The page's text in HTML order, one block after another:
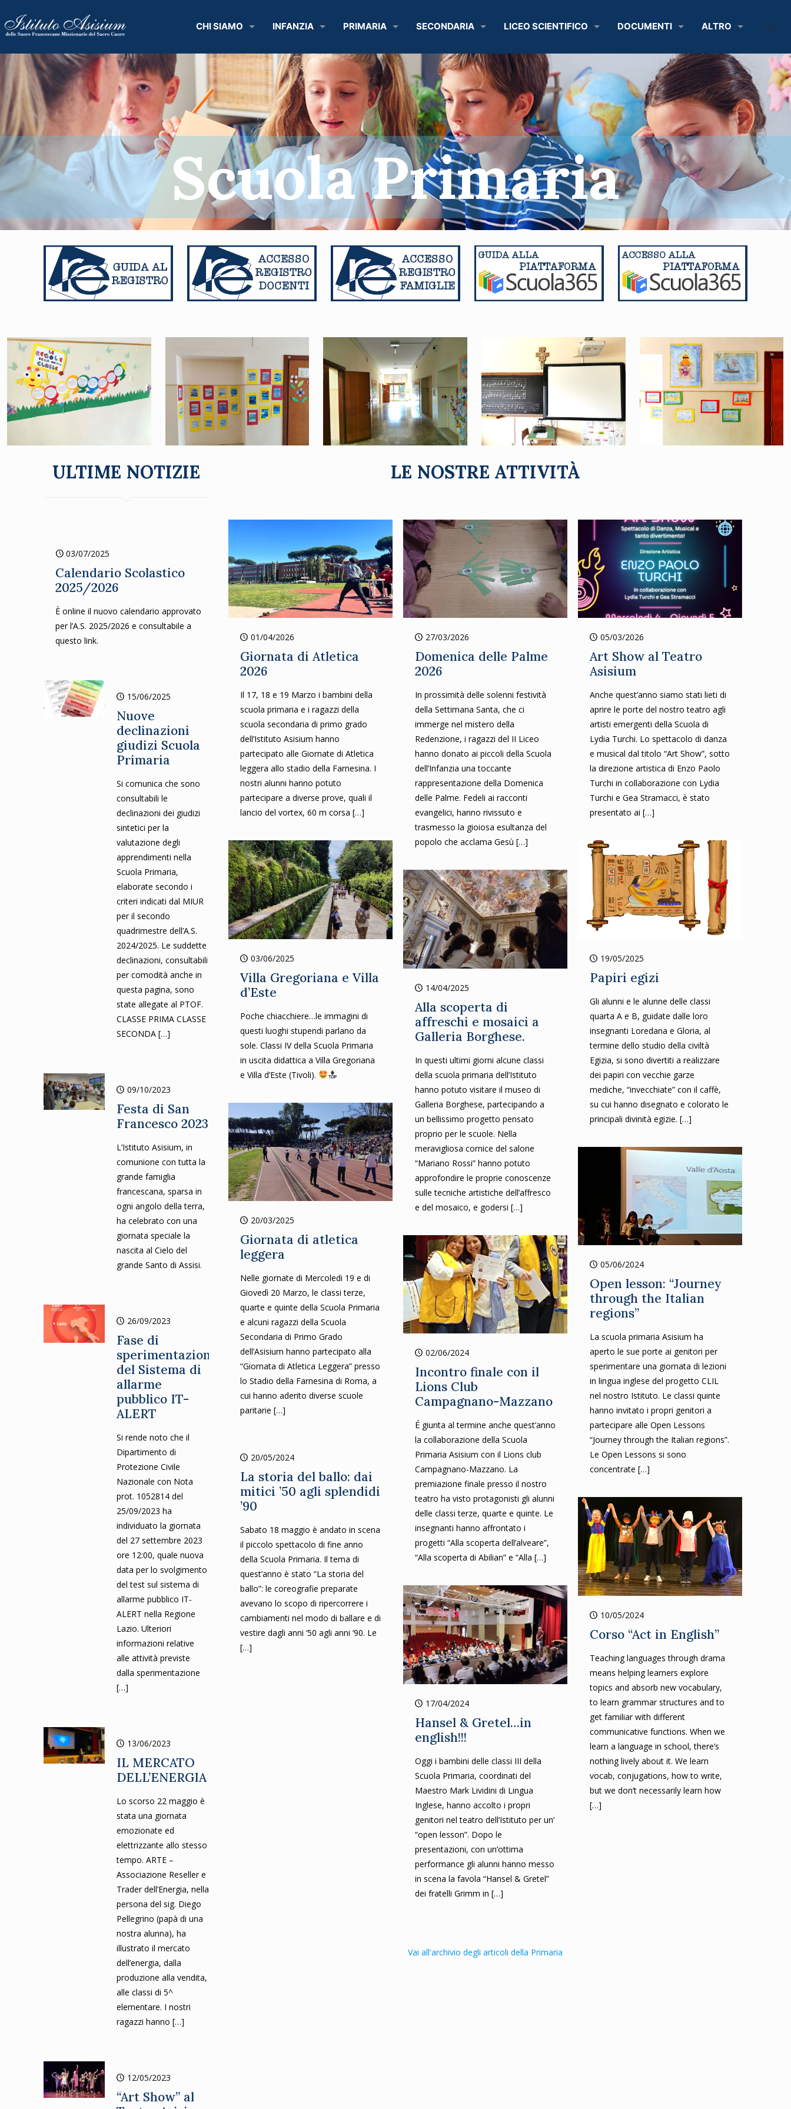
CHI SIAMO INFANZIA PRIMARIA SECONDARIA LICEO SCIENTIFICO DOCUMENTI ALTRO
ULTIME NOTIZIE
03/07/2025
Calendario Scolastico
2025/2026
È online il nuovo calendario approvato
per l’A.S. 2025/2026 e consultabile a
questo link.
15/06/2025
Nuove
declinazioni
giudizi Scuola
Primaria
Si comunica che sono
consultabili le
declinazioni dei giudizi
sintetici per la
valutazione degli
apprendimenti nella
Scuola Primaria,
elaborate secondo i
criteri indicati dal MIUR
per il secondo
quadrimestre dell’A.S.
2024/2025. Le suddette
declinazioni, consultabili
per comodità anche in
questa pagina, sono
state allegate al PTOF.
CLASSE PRIMA CLASSE
SECONDA[…]
09/10/2023
Festa di San
Francesco 2023
L’Istituto Asisium, in
comunione con tutta la
grande famiglia
francescana, sparsa in
ogni angolo della terra,
ha celebrato con una
giornata speciale la
nascita al Cielo del
grande Santo di Assisi.
26/09/2023
Fase di
sperimentazione
del Sistema di
allarme
pubblico IT-
ALERT
Si rende noto che il
Dipartimento di
Protezione Civile
Nazionale con Nota
prot. 1052814 del
25/09/2023 ha
individuato la giornata
del 27 settembre 2023
ore 12:00, quale nuova
data per lo svolgimento
del test sul sistema di
allarme pubblico IT-
ALERT nella Regione
Lazio. Ulteriori
informazioni relative
alle attività previste
dalla sperimentazione
[…]
13/06/2023
IL MERCATO
DELL’ENERGIA
Lo scorso 22 maggio è
stata una giornata
emozionate ed
elettrizzante allo stesso
tempo. ARTE –
Associazione Reseller e
Trader dell’Energia, nella
persona del sig. Diego
Pellegrino (papà di una
nostra alunna), ha
illustrato il mercato
dell’energia, dalla
produzione alla vendita,
alle classi di 5^
elementare. I nostri
ragazzi hanno […]
12/05/2023
“Art Show” al
LE NOSTRE ATTIVITÀ
01/04/2026
Giornata di Atletica
2026
Il 17, 18 e 19 Marzo i bambini della
scuola primaria e i ragazzi della
scuola secondaria di primo grado
dell’Istituto Asisium hanno
partecipato alle Giornate di Atletica
leggera allo stadio della Farnesina. I
nostri alunni hanno potuto
partecipare a diverse prove, quali il
lancio del vortex, 60 m corsa […]
27/03/2026
Domenica delle Palme
2026
In prossimità delle solenni festività
della Settimana Santa, che ci
immerge nel mistero della
Redenzione, i ragazzi del II Liceo
hanno donato ai piccoli della Scuola
dell’Infanzia una toccante
rappresentazione della Domenica
delle Palme. Fedeli ai racconti
evangelici, hanno rivissuto e
trasmesso la gioiosa esultanza del
popolo che acclama Gesù […]
05/03/2026
Art Show al Teatro
Asisium
Anche quest’anno siamo stati lieti di
aprire le porte del nostro teatro agli
artisti emergenti della Scuola di
Lydia Turchi. Lo spettacolo di danza
e musical dal titolo “Art Show”, sotto
la direzione artistica di Enzo Paolo
Turchi in collaborazione con Lydia
Turchi e Gea Stramacci, è stato
presentato ai […]
03/06/2025
Villa Gregoriana e Villa
d’Este
Poche chiacchiere…le immagini di
questi luoghi stupendi parlano da
sole. Classi IV della Scuola Primaria
in uscita didattica a Villa Gregoriana
e Villa d’Este (Tivoli).
19/05/2025
Papiri egizi
Gli alunni e le alunne delle classi
quarta A e B, guidate dalle loro
insegnanti Loredana e Gloria, al
termine dello studio della civiltà
Egizia, si sono divertiti a realizzare
dei papiri con vecchie garze
mediche, “invecchiate” con il caffè,
su cui hanno disegnato e colorato le
principali divinità egizie. […]
14/04/2025
Alla scoperta di
affreschi e mosaici a
Galleria Borghese.
In questi ultimi giorni alcune classi
della scuola primaria dell’Istituto
hanno potuto visitare il museo di
Galleria Borghese, partecipando a
un bellissimo progetto pensato
proprio per le scuole. Nella
meravigliosa cornice del salone
“Mariano Rossi” hanno potuto
approfondire le proprie conoscenze
sulle tecniche artistiche dell’affresco
e del mosaico, e godersi […]
20/03/2025
Giornata di atletica
leggera
Nelle giornate di Mercoledi 19 e di
Giovedì 20 Marzo, le classi terze,
quarte e quinte della Scuola Primaria
e alcuni ragazzi della Scuola
Secondaria di Primo Grado
dell’Asisium hanno partecipato alla
“Giornata di Atletica Leggera” presso
lo Stadio della Farnesina di Roma, a
cui hanno aderito diverse scuole
paritarie […]
05/06/2024
Open lesson: “Journey
through the Italian
regions”
La scuola primaria Asisium ha
aperto le sue porte ai genitori per
sperimentare una giornata di lezioni
in lingua inglese del progetto CLIL
nel nostro Istituto. Le classi quinte
hanno invitato i propri genitori a
partecipare alle Open Lessons
“Journey through the Italian regions”.
Le Open Lessons si sono
concentrate […]
02/06/2024
Incontro finale con il
Lions Club
Campagnano-Mazzano
É giunta al termine anche quest’anno
la collaborazione della Scuola
Primaria Asisium con il Lions club
Campagnano-Mazzano. La
premiazione finale presso il nostro
teatro ha visto protagonisti gli alunni
delle classi terze, quarte e quinte. Le
insegnanti hanno affrontato i
progetti “Alla scoperta dell’alveare”,
“Alla scoperta di Abilian” e “Alla […]
20/05/2024
La storia del ballo: dai
mitici ’50 agli splendidi
’90
Sabato 18 maggio è andato in scena
il piccolo spettacolo di fine anno
della Scuola Primaria. Il tema di
quest’anno è stato “La storia del
ballo”: le coreografie preparate
avevano lo scopo di ripercorrere i
cambiamenti nel modo di ballare e di
vestire dagli anni ‘50 agli anni ‘90. Le
[…]
10/05/2024
Corso “Act in English”
Teaching languages through drama
means helping learners explore
topics and absorb new vocabulary,
to learn grammar structures and to
get familiar with different
communicative functions. When we
learn a language in school, there’s
nothing lively about it. We learn
vocab, conjugations, how to write,
but we don’t necessarily learn how
[…]
17/04/2024
Hansel & Gretel…in
english!!!
Oggi i bambini delle classi III della
Scuola Primaria, coordinati del
Maestro Mark Lividini di Lingua
Inglese, hanno accolto i propri
genitori nel teatro dell’Istituto per un’
“open lesson”. Dopo le
presentazioni, con un’ottima
performance gli alunni hanno messo
in scena la favola “Hansel & Gretel”
dei fratelli Grimm in […]
Vai all'archivio degli articoli della Primaria